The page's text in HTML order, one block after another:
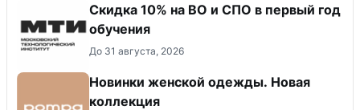
Скидка 10% на ВО и СПО в первый год
обучения
До 31 августа, 2026
Новинки женской одежды. Новая
коллекция